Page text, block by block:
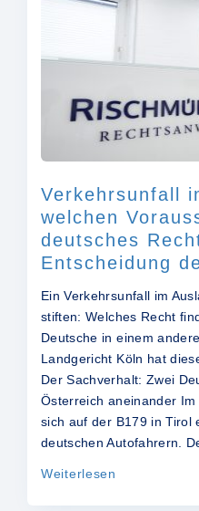
Verkehrsunfall
welchen
deutsches
Entscheidung
Ein Verkehrsunfall im
stiften: Welches Recht
Deutsche in einem
Landgericht Köln hat
Der Sachverhalt: Zwei
Österreich aneinander
sich auf der B179 in Tirol
deutschen Autofahrern.
Weiterlesen